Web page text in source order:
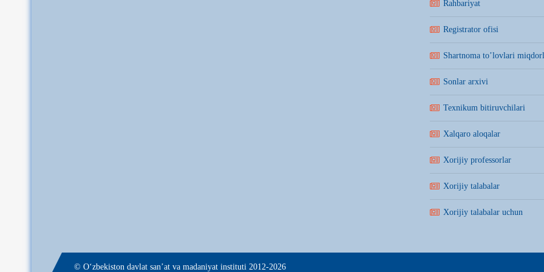
Rahbariyat
Registrator ofisi
Shartnoma to’lovlari
Sonlar arxivi
Texnikum bitiruvchilari
Xalqaro aloqalar
Xorijiy professorlar
Xorijiy talabalar
Xorijiy talabalar uchun
© О‘zbekiston davlat san’at va madaniyat instituti 2012-2026